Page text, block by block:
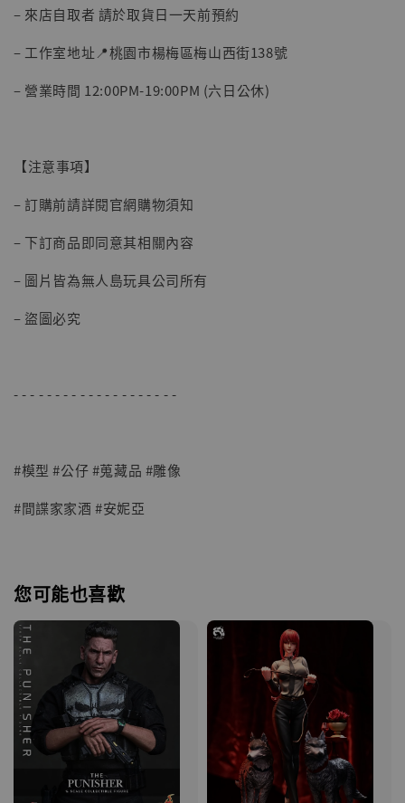
– 來店自取者 請於取貨日一天前預約
– 工作室地址📍桃園市楊梅區梅山西街138號
– 營業時間 12:00PM-19:00PM (六日公休)
【注意事項】
– 訂購前請詳閱官網購物須知
– 下訂商品即同意其相關內容
– 圖片皆為無人島玩具公司所有
– 盜圖必究
- - - - - - - - - - - - - - - - - - - -
#模型 #公仔 #蒐藏品 #雕像
#間諜家家酒 #安妮亞
您可能也喜歡